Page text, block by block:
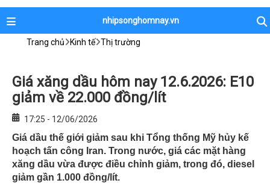
nhipsonghomnay.vn
Trang chủ Kinh tế Thị trường
Giá xăng dầu hôm nay 12.6.2026: E10
giảm về 22.000 đồng/lít
17:25 - 12/06/2026
Giá dầu thế giới giảm sau khi Tổng thống Mỹ hủy kế
hoạch tấn công Iran. Trong nước, giá các mặt hàng
xăng dầu vừa được điều chỉnh giảm, trong đó, diesel
giảm gần 1.000 đồng/lít.